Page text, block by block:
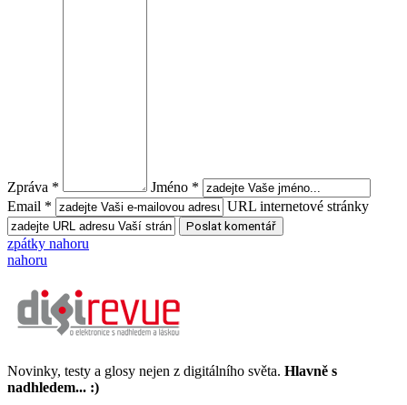
Zpráva *
Jméno *
Email *
URL internetové stránky
zpátky nahoru
nahoru
Novinky, testy a glosy nejen z digitálního světa. Hlavně s
nadhledem... :)